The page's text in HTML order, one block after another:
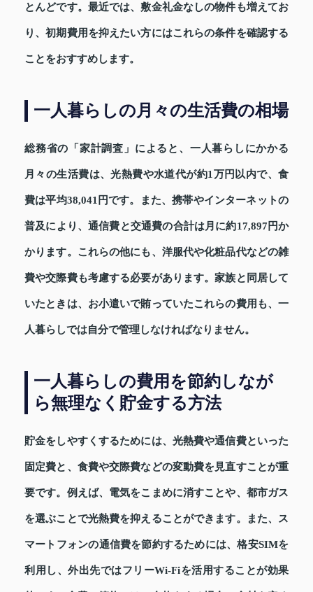
とんどです。最近では、敷金礼金なしの物件も増えてお
り、初期費用を抑えたい方にはこれらの条件を確認する
ことをおすすめします。
一人暮らしの月々の生活費の相場
総務省の「家計調査」によると、一人暮らしにかかる
月々の生活費は、光熱費や水道代が約1万円以内で、食
費は平均38,041円です。また、携帯やインターネットの
普及により、通信費と交通費の合計は月に約17,897円か
かります。これらの他にも、洋服代や化粧品代などの雑
費や交際費も考慮する必要があります。家族と同居して
いたときは、お小遣いで賄っていたこれらの費用も、一
人暮らしでは自分で管理しなければなりません。
一人暮らしの費用を節約しなが
ら無理なく貯金する方法
貯金をしやすくするためには、光熱費や通信費といった
固定費と、食費や交際費などの変動費を見直すことが重
要です。例えば、電気をこまめに消すことや、都市ガス
を選ぶことで光熱費を抑えることができます。また、ス
マートフォンの通信費を節約するためには、格安SIMを
利用し、外出先ではフリーWi-Fiを活用することが効果